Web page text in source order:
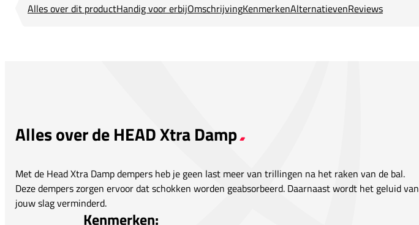
Alles over dit productHandig voor erbijOmschrijvingKenmerkenAlternatievenReviews
Alles over de HEAD Xtra Damp
Met de Head Xtra Damp dempers heb je geen last meer van trillingen na het raken van de bal.
Deze dempers zorgen ervoor dat schokken worden geabsorbeerd. Daarnaast wordt het geluid van
jouw slag verminderd.
Kenmerken: